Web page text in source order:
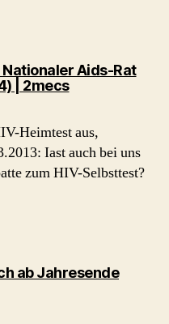
Aids-Rat
| 2mecssagt:
Heimtest aus,
Iast auch bei uns
zum HIV-Selbsttest?
ab Jahresende